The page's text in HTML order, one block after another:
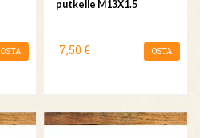
OSTA
putkelle M13X1.5
7,50 € OSTA